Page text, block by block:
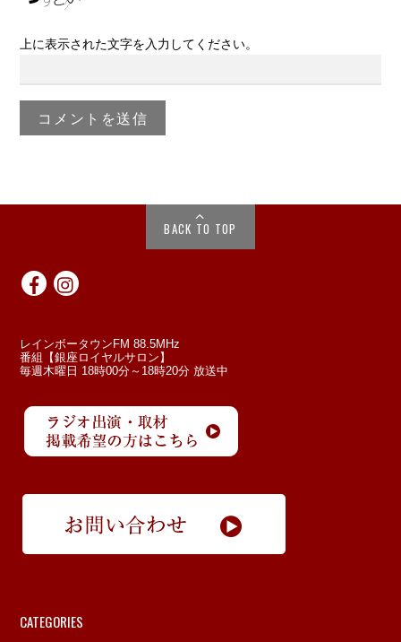
上に表示された文字を入力してください。
BACK TO TOP
レインボータウンFM 88.5MHz
番組【銀座ロイヤルサロン】
毎週木曜日 18時00分～18時20分 放送中
CATEGORIES